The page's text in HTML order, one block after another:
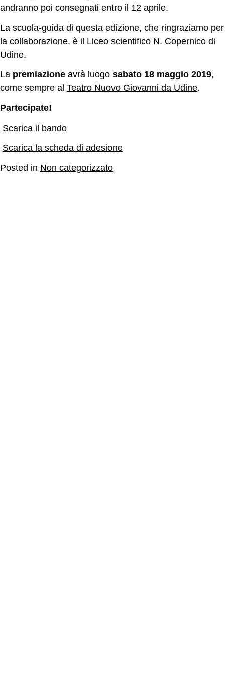
andranno poi consegnati entro il 12 aprile.
La scuola-guida di questa edizione, che ringraziamo per
la collaborazione, è il Liceo scientifico N. Copernico di
Udine.
La premiazione avrà luogo sabato 18 maggio 2019,
come sempre al Teatro Nuovo Giovanni da Udine.
Partecipate!
Scarica il bando
Scarica la scheda di adesione
Posted in Non categorizzato